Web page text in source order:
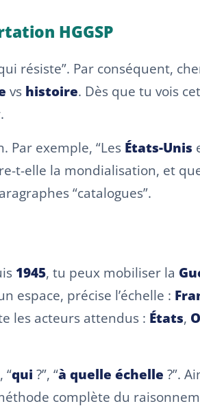
HGGSP
résiste”. Par conséquent,
vs histoire. Dès que tu vois
Par exemple, “Les États-Unis
t-elle la mondialisation, et
“catalogues”.
1945, tu peux mobiliser la
espace, précise l’échelle :
les acteurs attendus : États,
“qui ?”, “à quelle échelle ?”.
complète du